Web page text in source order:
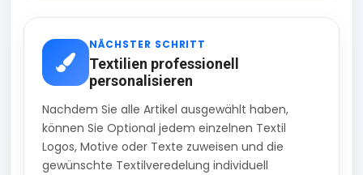
NÄCHSTER SCHRITT
Textilien professionell
personalisieren
Nachdem Sie alle Artikel ausgewählt haben,
können Sie Optional jedem einzelnen Textil
Logos, Motive oder Texte zuweisen und die
gewünschte Textilveredelung individuell